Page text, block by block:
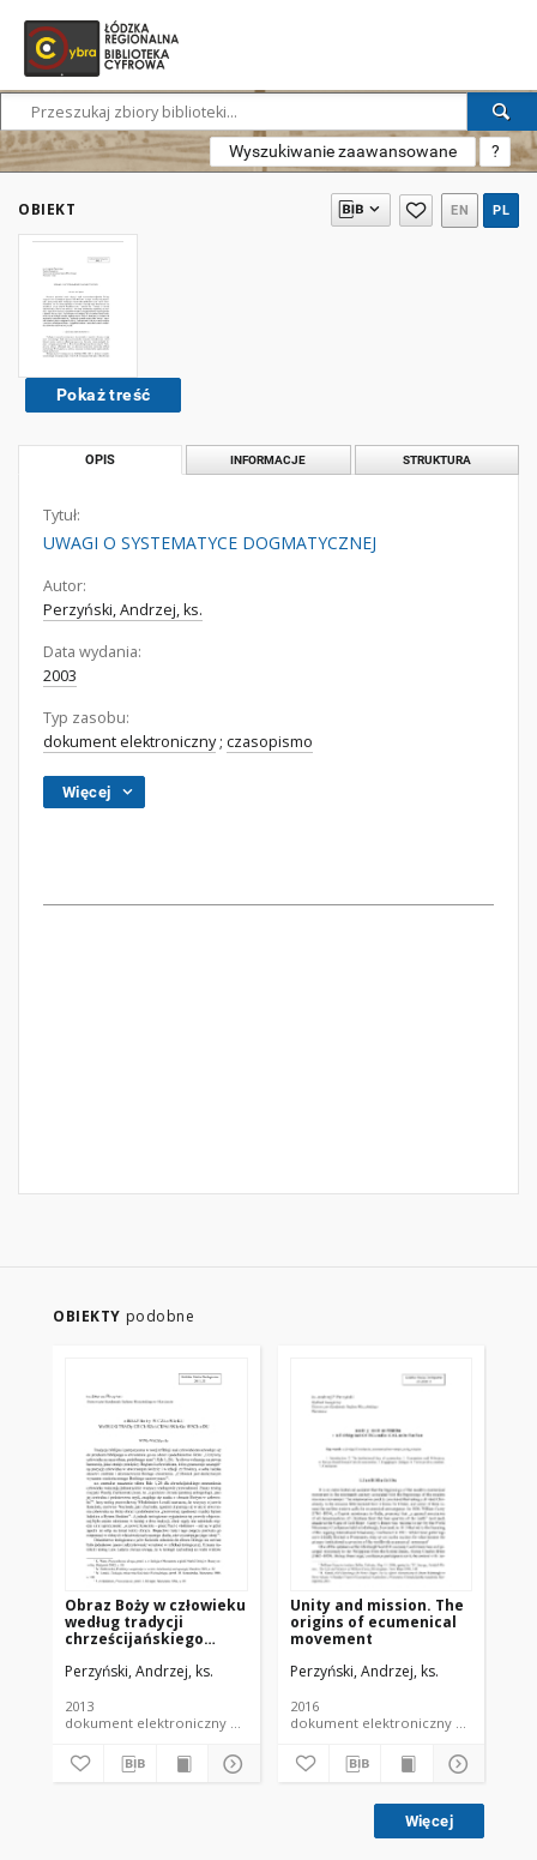
Wyszukiwanie zaawansowane ?
OBIEKT EN PL
Pokaż treść
OPIS INFORMACJE STRUKTURA
Tytuł:
UWAGI O SYSTEMATYCE DOGMATYCZNEJ
Autor:
Perzyński, Andrzej, ks.
Data wydania:
2003
Typ zasobu:
dokument elektroniczny; czasopismo
Więcej
OBIEKTY podobne
Obraz Boży w człowieku
według tradycji
chrześcijańskiego
Perzyński, Andrzej, ks.
2013
dokument elektroniczny czasopismo
Unity and mission. The
origins of ecumenical
movement
Perzyński, Andrzej, ks.
2016
dokument elektroniczny czasopismo
Więcej